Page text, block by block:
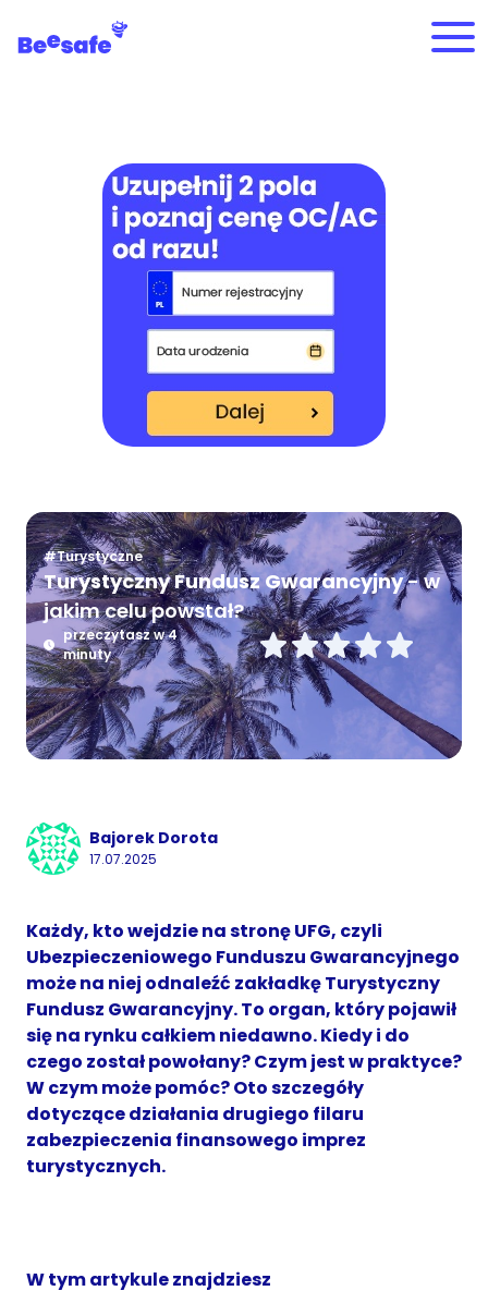
#Turystyczne
Turystyczny Fundusz Gwarancyjny- w
jakim celu powstał?
przeczytasz w 4
minuty
Bajorek Dorota
17.07.2025
Każdy, kto wejdzie na stronę UFG, czyli
Ubezpieczeniowego Funduszu Gwarancyjnego
może na niej odnaleźć zakładkę Turystyczny
Fundusz Gwarancyjny. To organ, który pojawił
się na rynku całkiem niedawno. Kiedy i do
czego został powołany? Czym jest w praktyce?
W czym może pomóc? Oto szczegóły
dotyczące działania drugiego filaru
zabezpieczenia finansowego imprez
turystycznych.
W tym artykule znajdziesz